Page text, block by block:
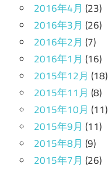
2016年4月 (23)
2016年3月 (26)
2016年2月 (7)
2016年1月 (16)
2015年12月 (18)
2015年11月 (8)
2015年10月 (11)
2015年9月 (11)
2015年8月 (9)
2015年7月 (26)